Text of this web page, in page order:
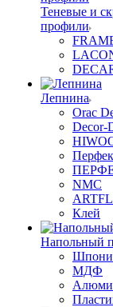
Теневые и
профили
Лепнина
Orac
Decor-
NMC
Клей
Напольный
МДФ